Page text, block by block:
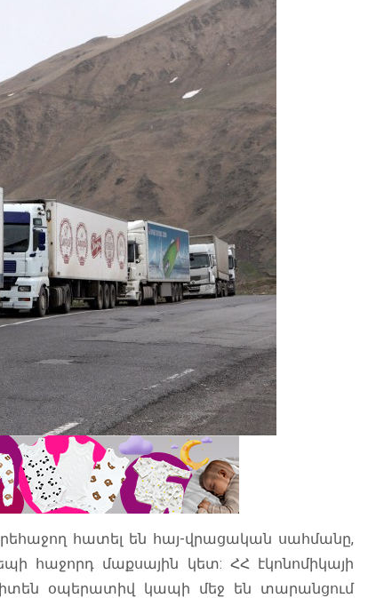
հատել են հայ-վրացական սահմանը,
հաջորդ մաքսային կետ: ՀՀ էկոնոմիկայի
օպերատիվ կապի մեջ են տարանցում